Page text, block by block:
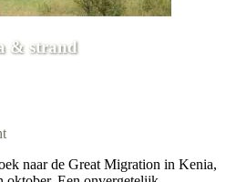
& strand
naar de Great Migration in Kenia,